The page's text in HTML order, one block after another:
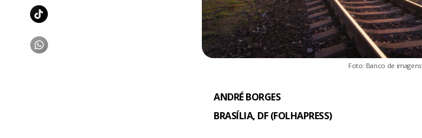
Foto: Banco de imagens
ANDRÉ BORGES
BRASÍLIA, DF (FOLHAPRESS)